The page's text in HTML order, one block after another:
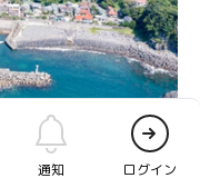
通知 ログイン